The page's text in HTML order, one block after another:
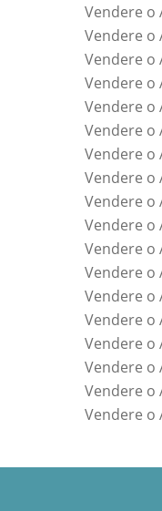
Vendere o
Vendere o
Vendere o
Vendere o
Vendere o
Vendere o
Vendere o
Vendere o
Vendere o
Vendere o
Vendere o
Vendere o